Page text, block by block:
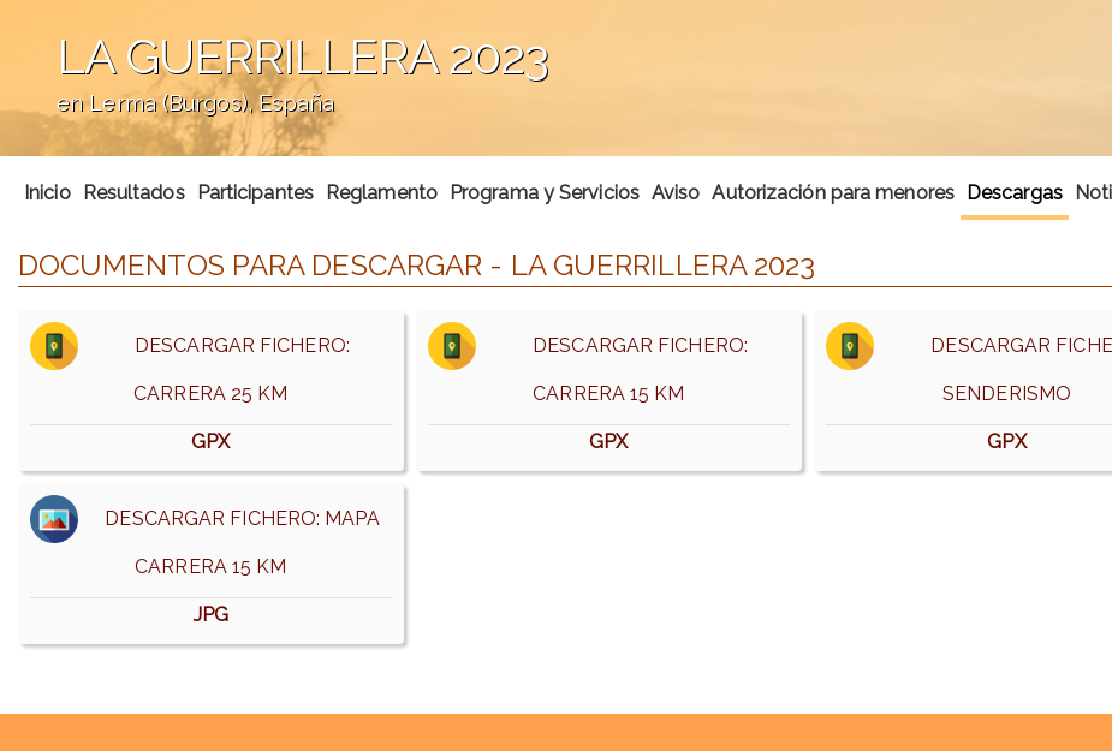
LA GUERRILLERA 2023
en Lerma (Burgos), España
Inicio Resultados Participantes Reglamento Programa y Servicios Aviso Autorización para menores Descargas
DOCUMENTOS PARA DESCARGAR - LA GUERRILLERA 2023
DESCARGAR FICHERO:
CARRERA 25 KM
GPX
DESCARGAR FICHERO:
CARRERA 15 KM
GPX
DESCARGAR
SENDERISMO
GPX
DESCARGAR FICHERO: MAPA
CARRERA 15 KM
JPG